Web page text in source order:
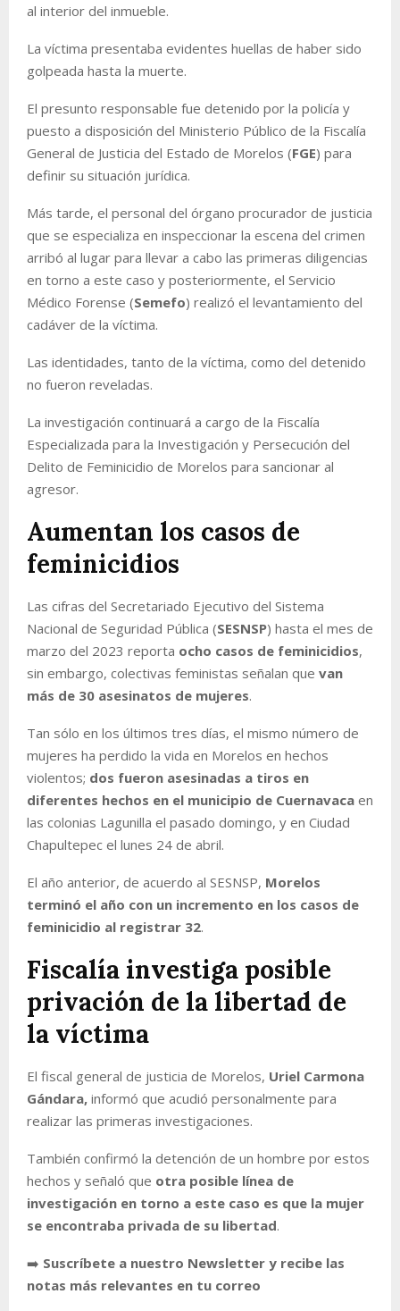
al interior del inmueble.
La víctima presentaba evidentes huellas de haber sido
golpeada hasta la muerte.
El presunto responsable fue detenido por la policía y
puesto a disposición del Ministerio Público de la Fiscalía
General de Justicia del Estado de Morelos (FGE) para
definir su situación jurídica.
Más tarde, el personal del órgano procurador de justicia
que se especializa en inspeccionar la escena del crimen
arribó al lugar para llevar a cabo las primeras diligencias
en torno a este caso y posteriormente, el Servicio
Médico Forense (Semefo) realizó el levantamiento del
cadáver de la víctima.
Las identidades, tanto de la víctima, como del detenido
no fueron reveladas.
La investigación continuará a cargo de la Fiscalía
Especializada para la Investigación y Persecución del
Delito de Feminicidio de Morelos para sancionar al
agresor.
Aumentan los casos de
feminicidios
Las cifras del Secretariado Ejecutivo del Sistema
Nacional de Seguridad Pública (SESNSP) hasta el mes de
marzo del 2023 reporta ocho casos de feminicidios,
sin embargo, colectivas feministas señalan que van
más de 30 asesinatos de mujeres.
Tan sólo en los últimos tres días, el mismo número de
mujeres ha perdido la vida en Morelos en hechos
violentos; dos fueron asesinadas a tiros en
diferentes hechos en el municipio de Cuernavaca en
las colonias Lagunilla el pasado domingo, y en Ciudad
Chapultepec el lunes 24 de abril.
El año anterior, de acuerdo al SESNSP, Morelos
terminó el año con un incremento en los casos de
feminicidio al registrar 32.
Fiscalía investiga posible
privación de la libertad de
la víctima
El fiscal general de justicia de Morelos, Uriel Carmona
Gándara, informó que acudió personalmente para
realizar las primeras investigaciones.
También confirmó la detención de un hombre por estos
hechos y señaló que otra posible línea de
investigación en torno a este caso es que la mujer
se encontraba privada de su libertad.
➡️ Suscríbete a nuestro Newsletter y recibe las
notas más relevantes en tu correo